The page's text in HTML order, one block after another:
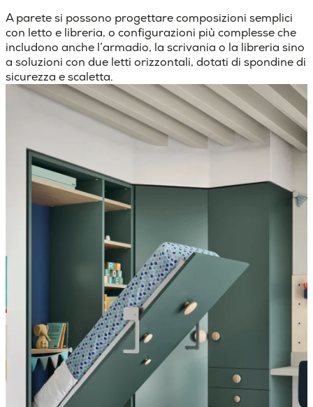
A parete si possono progettare composizioni semplici
con letto e libreria, o configurazioni più complesse che
includono anche l’armadio, la scrivania o la libreria sino
a soluzioni con due letti orizzontali, dotati di spondine di
sicurezza e scaletta.